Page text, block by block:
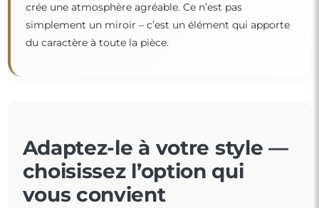
crée une atmosphère agréable. Ce n’est pas
simplement un miroir – c’est un élément qui apporte
du caractère à toute la pièce.
“
Adaptez-le à votre style —
choisissez l’option qui
vous convient